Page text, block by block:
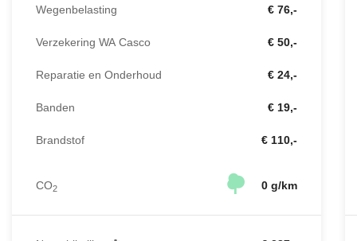
Wegenbelasting € 76,-
Verzekering WA Casco € 50,-
Reparatie en Onderhoud € 24,-
Banden € 19,-
Brandstof € 110,-
CO2 0 g/km